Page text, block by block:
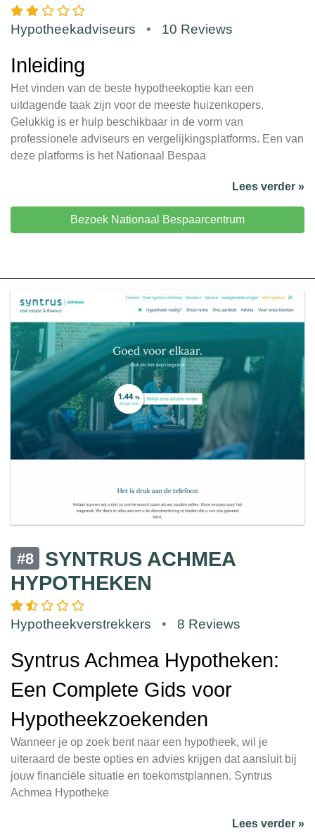
Hypotheekadviseurs • 10 Reviews
Inleiding
Het vinden van de beste hypotheekoptie kan een
uitdagende taak zijn voor de meeste huizenkopers.
Gelukkig is er hulp beschikbaar in de vorm van
professionele adviseurs en vergelijkingsplatforms. Een van
deze platforms is het Nationaal Bespaa
Lees verder »
Bezoek Nationaal Bespaarcentrum
#8
SYNTRUS ACHMEA
HYPOTHEKEN
Hypotheekverstrekkers • 8 Reviews
Syntrus Achmea Hypotheken:
Een Complete Gids voor
Hypotheekzoekenden
Wanneer je op zoek bent naar een hypotheek, wil je
uiteraard de beste opties en advies krijgen dat aansluit bij
jouw financiële situatie en toekomstplannen. Syntrus
Achmea Hypotheke
Lees verder »